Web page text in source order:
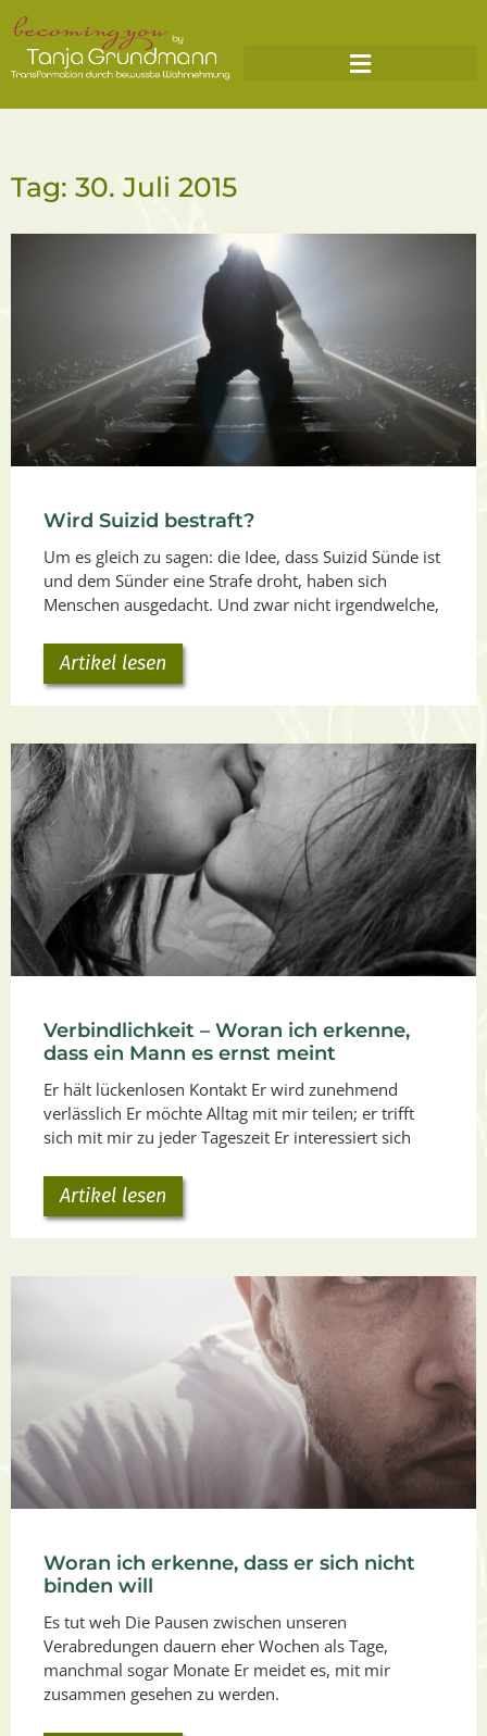
Tag: 30. Juli 2015
Wird Suizid bestraft?
Um es gleich zu sagen: die Idee, dass Suizid Sünde ist
und dem Sünder eine Strafe droht, haben sich
Menschen ausgedacht. Und zwar nicht irgendwelche,
Artikel lesen
Verbindlichkeit – Woran ich erkenne,
dass ein Mann es ernst meint
Er hält lückenlosen Kontakt Er wird zunehmend
verlässlich Er möchte Alltag mit mir teilen; er trifft
sich mit mir zu jeder Tageszeit Er interessiert sich
Artikel lesen
Woran ich erkenne, dass er sich nicht
binden will
Es tut weh Die Pausen zwischen unseren
Verabredungen dauern eher Wochen als Tage,
manchmal sogar Monate Er meidet es, mit mir
zusammen gesehen zu werden.